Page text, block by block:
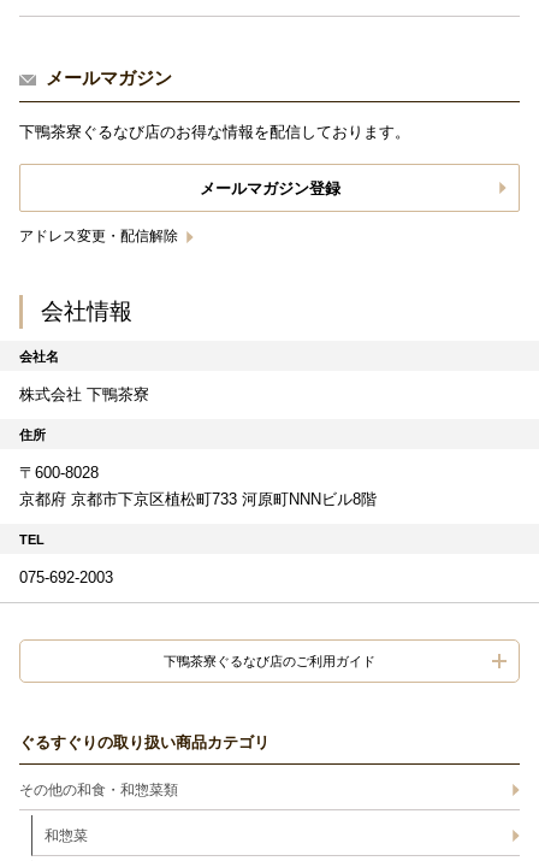
メールマガジン
下鴨茶寮ぐるなび店のお得な情報を配信しております。
メールマガジン登録
アドレス変更・配信解除
会社情報
会社名
株式会社 下鴨茶寮
住所
〒600-8028
京都府 京都市下京区植松町733 河原町NNNビル8階
TEL
075-692-2003
下鴨茶寮ぐるなび店のご利用ガイド
ぐるすぐりの取り扱い商品カテゴリ
その他の和食・和惣菜類
和惣菜